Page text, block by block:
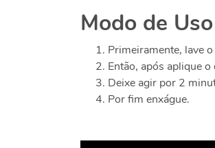
Modo de Uso
Primeiramente, lave
Então, após aplique
Deixe agir por 2
Por fim enxágue.